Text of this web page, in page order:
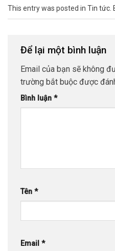
This entry was posted in Tin tức.
Để lại một bình luận
Email của bạn sẽ không
trường bắt buộc được
Bình luận *
Tên *
Email *